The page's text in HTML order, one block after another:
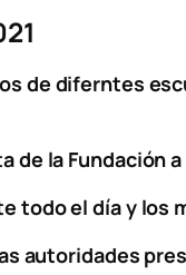
de diferntes
de la Fundación
todo el día y los
autoridades